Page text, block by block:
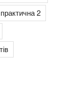
практична 2